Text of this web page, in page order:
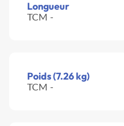
Longueur
TCM -
Poids (7.26 kg)
TCM -